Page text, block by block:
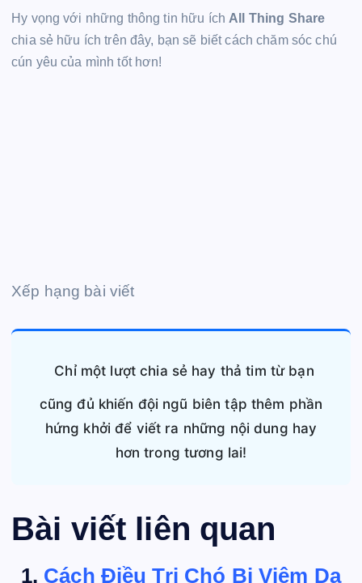
Hy vọng với những thông tin hữu ích All Thing Share
chia sẻ hữu ích trên đây, bạn sẽ biết cách chăm sóc chú
cún yêu của mình tốt hơn!
Xếp hạng bài viết
Chỉ một lượt chia sẻ hay thả tim từ bạn
cũng đủ khiến đội ngũ biên tập thêm phần
hứng khởi để viết ra những nội dung hay
hơn trong tương lai!
Bài viết liên quan
Cách Điều Trị Chó Bị Viêm Da